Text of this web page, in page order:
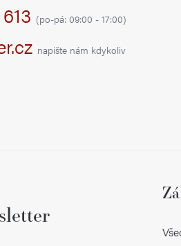
(po-pá: 09:00 - 17:00)
napište nám kdykoliv